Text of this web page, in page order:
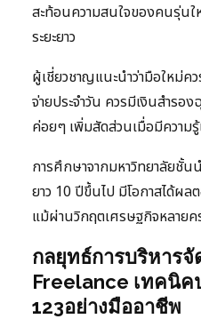
สะท้อนความสนใจของคนรุ่น
ระยะยาว
ผู้เชี่ยวชาญแนะนำว่ามือใหม่ค
จ่ายประจำวัน ควรมีเงินสำรอ
ค่อยๆ เพิ่มสัดส่วนเมื่อมีความ
การศึกษาจากมหาวิทยาลัยชั้
ยาว 10 ปีขึ้นไป มีโอกาสได้ผ
แม้ผ่านวิกฤตเศรษฐกิจหลายค
กลยุทธ์การบริหาร
Freelance เทคนิค
123อย่างมืออาชีพ